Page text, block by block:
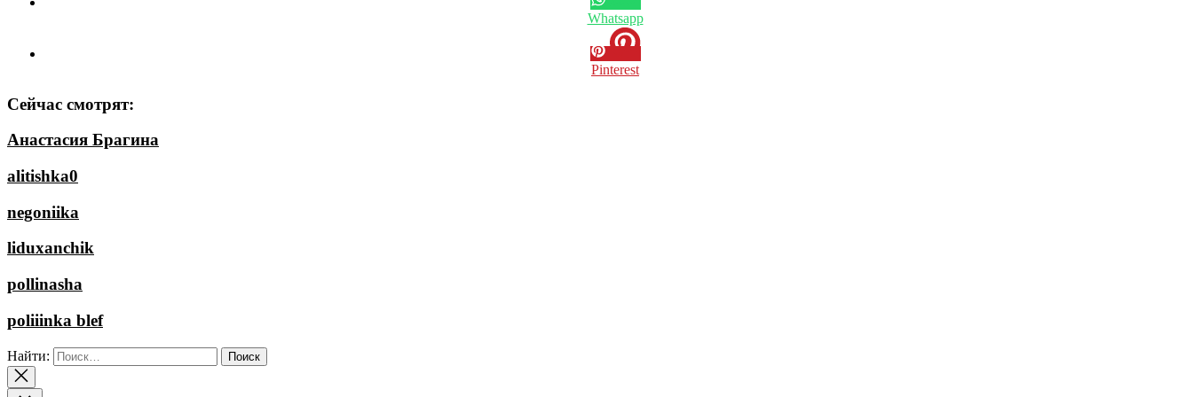
Whatsapp
Pinterest
Сейчас смотрят:
Анастасия Брагина
alitishka0
negoniika
liduxanchik
pollinasha
poliiinka blef
Найти: